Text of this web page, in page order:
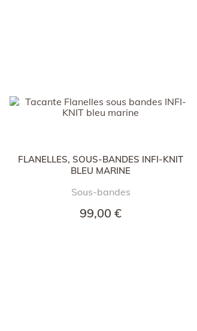
FLANELLES, SOUS-BANDES INFI-KNIT
BLEU MARINE
Sous-bandes
99,00 €